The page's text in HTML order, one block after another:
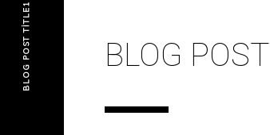
BLOG POST
BLOG POST TITLE1